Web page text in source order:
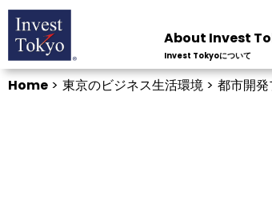
About Invest
Invest Tokyoについて
Home > 東京のビジネス生活環境 > 都市開発